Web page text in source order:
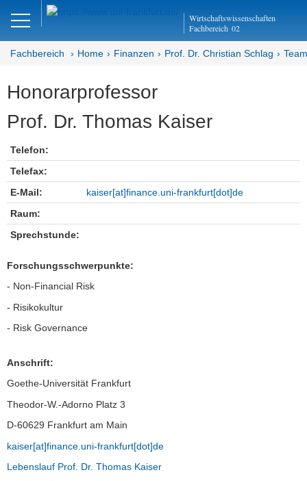
Wirtschaftswissenschaften
Fachbereich 02
DE Close
Finanzen
Home - Abteilung Finanzen
Home - Professur Schlag
Team
Administration
Lehrbeauftragter
Wiss. Assistent:innen
Wiss. Mitarbeiter:innen
Alumni
Studium
Forschung
Presse
Fachbereich Home Finanzen Prof. Dr. Christian Schlag Team
Honorarprofessor
Prof. Dr. Thomas Kaiser
Telefon:
Telefax:
E-Mail:
kaiser[at]finance.uni-frankfurt[dot]de
Raum:
Sprechstunde:
Forschungsschwerpunkte:
- Non-Financial Risk
- Risikokultur
- Risk Governance
Anschrift:
Goethe-Universität Frankfurt
Theodor-W.-Adorno Platz 3
D-60629 Frankfurt am Main
kaiser[at]finance.uni-frankfurt[dot]de
Lebenslauf Prof. Dr. Thomas Kaiser